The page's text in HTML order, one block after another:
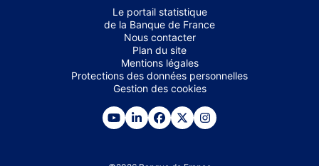
Le portail statistique
de la Banque de France
Nous contacter
Plan du site
Mentions légales
Protections des données personnelles
Gestion des cookies